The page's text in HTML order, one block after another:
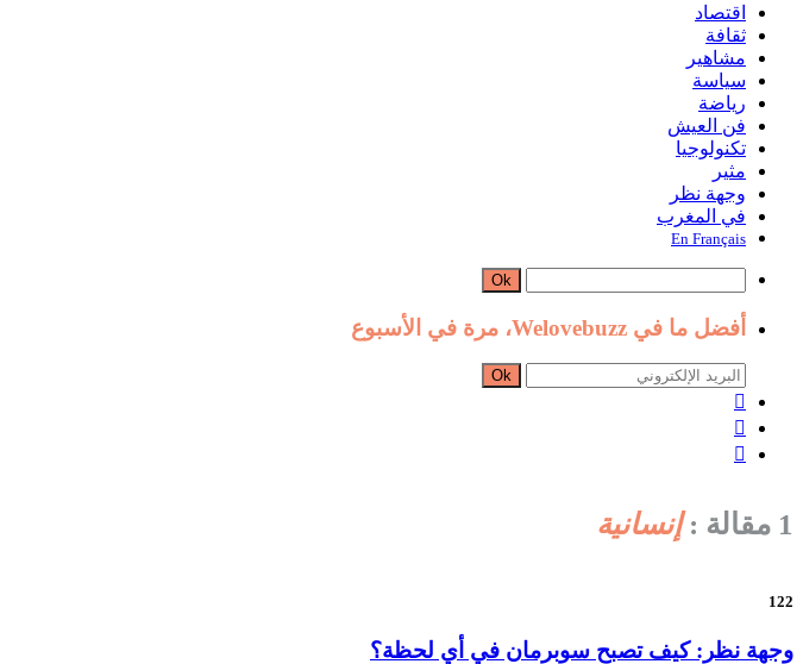
اقتصاد
ثقافة
مشاهير
سياسة
رياضة
فن العيش
تكنولوجيا
مثير
وجهة نظر
في المغرب
En Français
Ok
أفضل ما في Welovebuzz، مرة في الأسبوع
Ok



1 مقالة : إنسانية
122
وجهة نظر: كيف تصبح سوبرمان في أي لحظة؟